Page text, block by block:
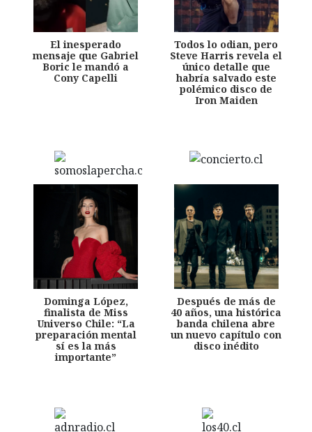
El inesperado
mensaje que Gabriel
Boric le mandó a
Cony Capelli
Todos lo odian, pero
Steve Harris revela el
único detalle que
habría salvado este
polémico disco de
Iron Maiden
Dominga López,
finalista de Miss
Universo Chile: “La
preparación mental
sí es la más
importante”
Después de más de
40 años, una histórica
banda chilena abre
un nuevo capítulo con
disco inédito